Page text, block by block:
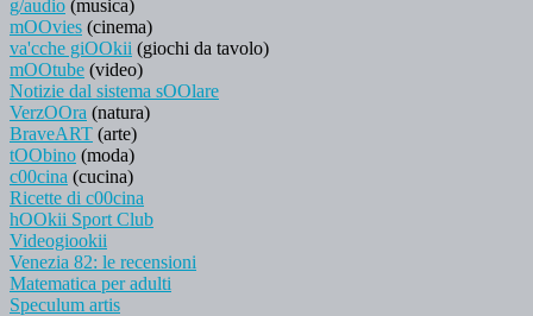
g/audio (musica)
mOOvies (cinema)
va'cche giOOkii (giochi da tavolo)
mOOtube (video)
Notizie dal sistema sOOlare
VerzOOra (natura)
BraveART (arte)
tOObino (moda)
c00cina (cucina)
Ricette di c00cina
hOOkii Sport Club
Videogiookii
Venezia 82: le recensioni
Matematica per adulti
Speculum artis